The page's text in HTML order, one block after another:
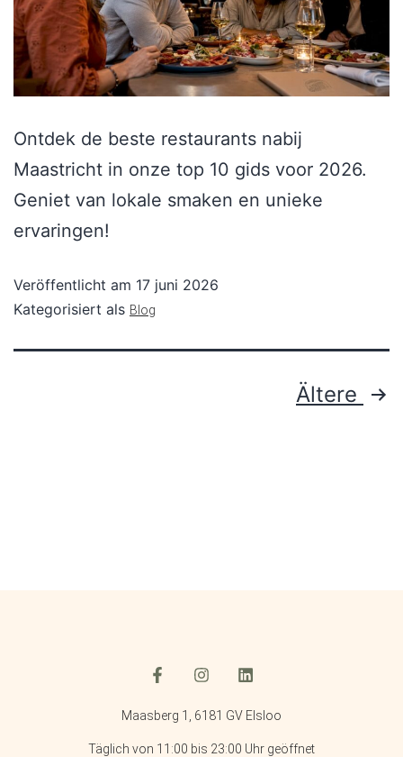
Ontdek de beste restaurants nabij
Maastricht in onze top 10 gids voor 2026.
Geniet van lokale smaken en unieke
ervaringen!
Veröffentlicht am 17 juni 2026
Kategorisiert als Blog
Ältere
Maasberg 1, 6181 GV Elsloo
Täglich von 11:00 bis 23:00 Uhr geöffnet